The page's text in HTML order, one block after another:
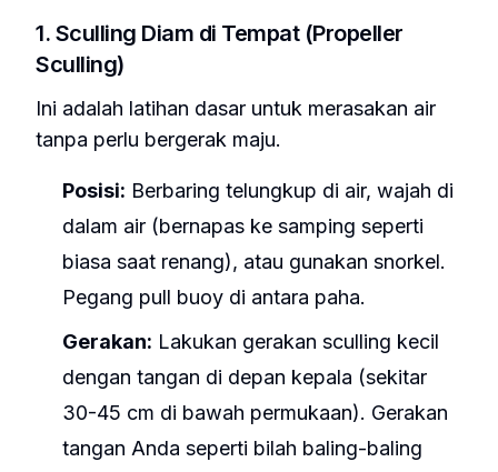
1. Sculling Diam di Tempat (Propeller
Sculling)
Ini adalah latihan dasar untuk merasakan air
tanpa perlu bergerak maju.
Posisi: Berbaring telungkup di air, wajah di
dalam air (bernapas ke samping seperti
biasa saat renang), atau gunakan snorkel.
Pegang pull buoy di antara paha.
Gerakan: Lakukan gerakan sculling kecil
dengan tangan di depan kepala (sekitar
30-45 cm di bawah permukaan). Gerakan
tangan Anda seperti bilah baling-baling